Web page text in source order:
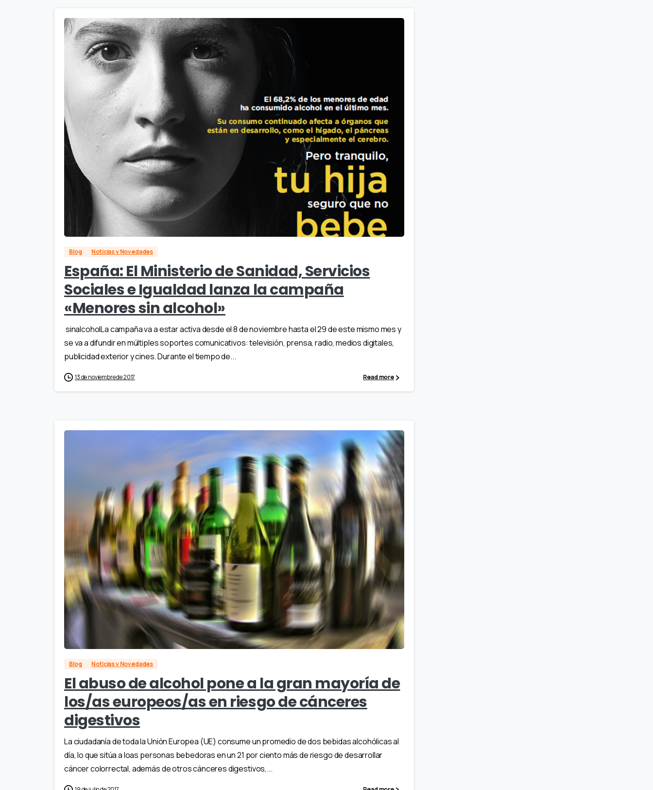
Blog Noticias y Novedades
España: El Ministerio de Sanidad, Servicios
Sociales e Igualdad lanza la campaña
«Menores sin alcohol»
sinalcoholLa campaña va a estar activa desde el 8 de noviembre hasta el 29 de este mismo mes y
se va a difundir en múltiples soportes comunicativos: televisión, prensa, radio, medios digitales,
publicidad exterior y cines. Durante el tiempo de...
13 de noviembre de 2017 Read more
Blog Noticias y Novedades
El abuso de alcohol pone a la gran mayoría de
los/as europeos/as en riesgo de cánceres
digestivos
La ciudadanía de toda la Unión Europea (UE) consume un promedio de dos bebidas alcohólicas al
día, lo que sitúa a loas personas bebedoras en un 21 por ciento más de riesgo de desarrollar
cáncer colorrectal, además de otros cánceres digestivos,...